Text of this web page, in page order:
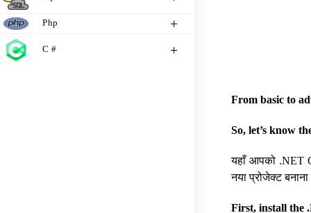
Php
C #
From basic to
So, let’s know
यहाँ आपको .NET
नया प्रोजेक्ट
First, install the